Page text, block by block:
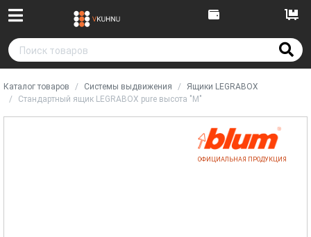
Каталог товаров Системы выдвижения
Ящики LEGRABOX
Стандартный ящик LEGRABOX pure высота "M"
ОФИЦИАЛЬНАЯ ПРОДУКЦИЯ